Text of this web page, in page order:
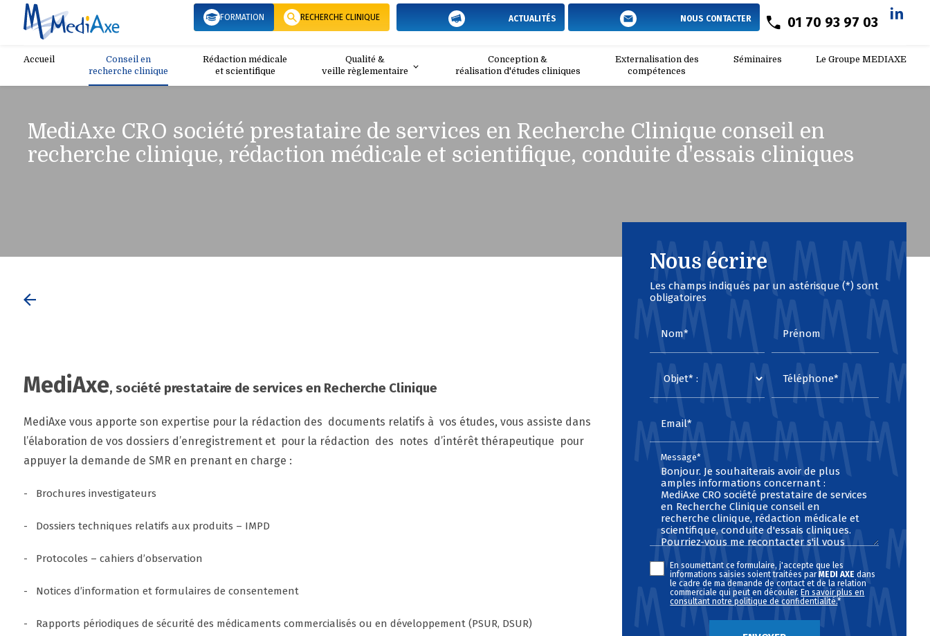
FORMATION RECHERCHE CLINIQUE ACTUALITÉS NOUS CONTACTER 01 70 93 97 03
Accueil
Conseil en
recherche clinique
Rédaction médicale
et scientifique
Qualité &
veille règlementaire
Conception &
réalisation d'études cliniques
Externalisation des
compétences
Séminaires Le Groupe MEDIAXE
Conseil en recherche clinique MediAxe CRO société prestataire de services en Recherche Clinique conseil en recherche clinique, rédaction médicale et scientifique, conduite d'essais cliniques
MediAxe CRO société prestataire de services en Recherche Clinique conseil en
recherche clinique, rédaction médicale et scientifique, conduite d'essais cliniques
MediAxe, société prestataire de services en Recherche Clinique
MediAxe vous apporte son expertise pour la rédaction des documents relatifs à vos études, vous assiste dans
l’élaboration de vos dossiers d’enregistrement et pour la rédaction des notes d’intérêt thérapeutique pour
appuyer la demande de SMR en prenant en charge :
- Brochures investigateurs
- Dossiers techniques relatifs aux produits – IMPD
- Protocoles – cahiers d’observation
- Notices d’information et formulaires de consentement
- Rapports périodiques de sécurité des médicaments commercialisés ou en développement (PSUR, DSUR)
Nous écrire
Les champs indiqués par un astérisque (*) sont
obligatoires
Nom* Prénom
Téléphone*
Email*
Message*
En soumettant ce formulaire, j'accepte que les
informations saisies soient traitées parMEDI AXE dans
le cadre de ma demande de contact et de la relation
commerciale qui peut en découler. En savoir plus en
consultant notre politique de confidentialité.*